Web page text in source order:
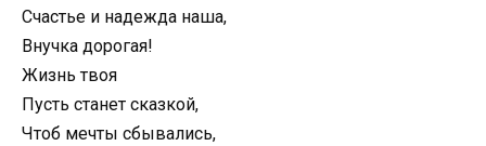
Счастье и надежда наша,
Внучка дорогая!
Жизнь твоя
Пусть станет сказкой,
Чтоб мечты сбывались,